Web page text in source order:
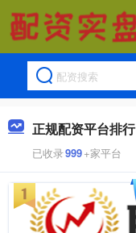
正规配资平台排行
已收录999+家平台